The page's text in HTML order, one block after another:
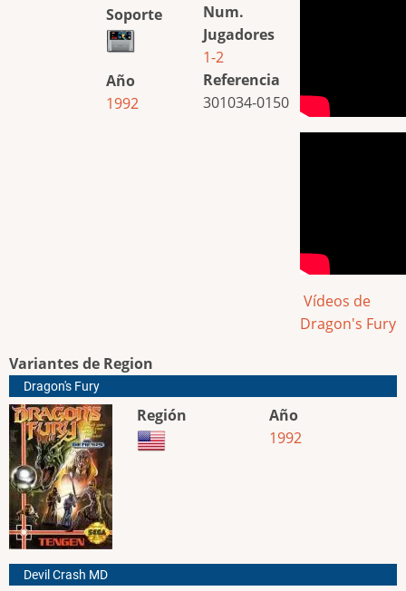
Soporte
Año
1992
Num.
Jugadores
1-2
Referencia
301034-0150
Vídeos de
Dragon's Fury
Variantes de Region
Dragon's Fury
Región
Año
1992
Devil Crash MD